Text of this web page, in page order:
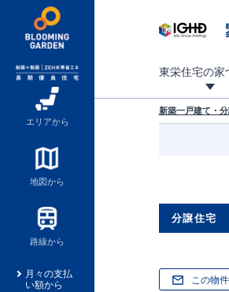
エリアから
地図から
路線から
月々の支払
い額から
東栄住宅の家
新築一戸建て・
分譲住宅
この物